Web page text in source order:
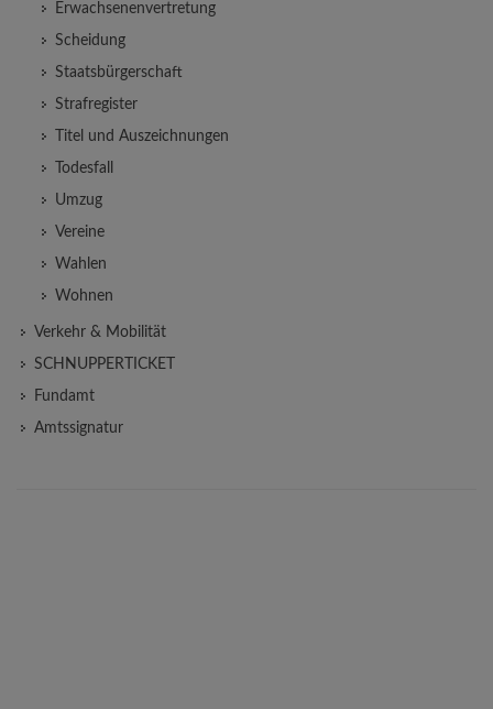
Erwachsenenvertretung
Scheidung
Staatsbürgerschaft
Strafregister
Titel und Auszeichnungen
Todesfall
Umzug
Vereine
Wahlen
Wohnen
Verkehr & Mobilität
SCHNUPPERTICKET
Fundamt
Amtssignatur